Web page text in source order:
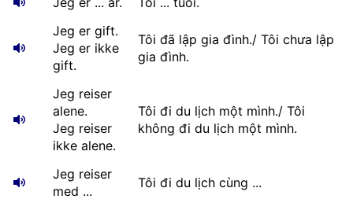
Jeg er gift.
Jeg er ikke
gift.
Tôi đã lập gia đình./ Tôi chưa lập
gia đình.
Jeg reiser
alene.
Jeg reiser
ikke alene.
Tôi đi du lịch một mình./ Tôi
không đi du lịch một mình.
Jeg reiser
med ...
Tôi đi du lịch cùng ...